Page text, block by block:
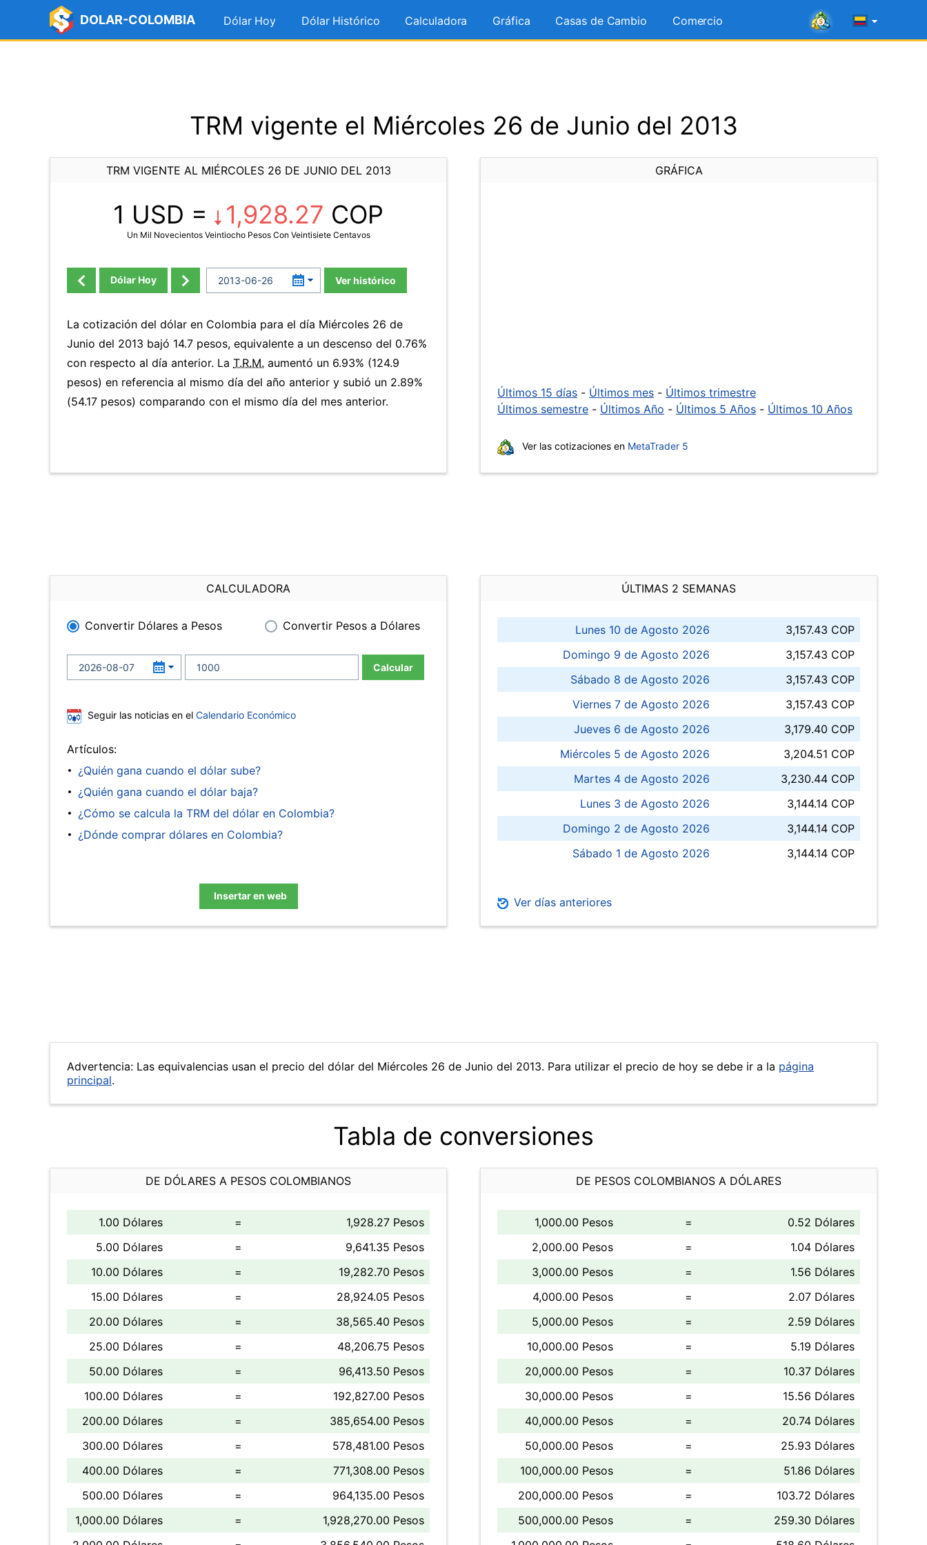
DOLAR-COLOMBIA Dólar Hoy Dólar Histórico Calculadora Gráfica Casas de Cambio Comercio
TRM vigente el Miércoles 26 de Junio del 2013
TRM VIGENTE AL MIÉRCOLES 26 DE JUNIO DEL 2013
1 USD = 1,928.27 COP
Un Mil Novecientos Veintiocho Pesos Con Veintisiete Centavos
Dólar Hoy Ver histórico
La cotización del dólar en Colombia para el día Miércoles 26 de
Junio del 2013 bajó 14.7 pesos, equivalente a un descenso del 0.76%
con respecto al día anterior. La T.R.M. aumentó un 6.93% (124.9
pesos) en referencia al mismo día del año anterior y subió un 2.89%
(54.17 pesos) comparando con el mismo día del mes anterior.
GRÁFICA
Últimos 15 días - Últimos mes - Últimos trimestre
Últimos semestre - Últimos Año - Últimos 5 Años - Últimos 10 Años
Ver las cotizaciones en MetaTrader 5
CALCULADORA
Convertir Dólares a Pesos Convertir Pesos a Dólares
Calcular
Seguir las noticias en el Calendario Económico
Artículos:
¿Quién gana cuando el dólar sube?
¿Quién gana cuando el dólar baja?
¿Cómo se calcula la TRM del dólar en Colombia?
¿Dónde comprar dólares en Colombia?
Insertar en web
ÚLTIMAS 2 SEMANAS
Lunes 10 de Agosto 2026
3,157.43 COP
Domingo 9 de Agosto 2026
3,157.43 COP
Sábado 8 de Agosto 2026
3,157.43 COP
Viernes 7 de Agosto 2026
3,157.43 COP
Jueves 6 de Agosto 2026
3,179.40 COP
Miércoles 5 de Agosto 2026
3,204.51 COP
Martes 4 de Agosto 2026
3,230.44 COP
Lunes 3 de Agosto 2026
3,144.14 COP
Domingo 2 de Agosto 2026
3,144.14 COP
Sábado 1 de Agosto 2026
3,144.14 COP
Ver días anteriores
Advertencia: Las equivalencias usan el precio del dólar del Miércoles 26 de Junio del 2013. Para utilizar el precio de hoy se debe ir a la página
principal.
Tabla de conversiones
DE DÓLARES A PESOS COLOMBIANOS
1.00 Dólares =
1,928.27 Pesos
5.00 Dólares
=
9,641.35 Pesos
10.00 Dólares
=
19,282.70 Pesos
15.00 Dólares
=
28,924.05 Pesos
20.00 Dólares
=
38,565.40 Pesos
25.00 Dólares
=
48,206.75 Pesos
50.00 Dólares
=
96,413.50 Pesos
100.00 Dólares
=
192,827.00 Pesos
200.00 Dólares
=
385,654.00 Pesos
300.00 Dólares
=
578,481.00 Pesos
400.00 Dólares
=
771,308.00 Pesos
500.00 Dólares
=
964,135.00 Pesos
1,000.00 Dólares
=
1,928,270.00 Pesos
DE PESOS COLOMBIANOS A DÓLARES
1,000.00 Pesos =
0.52 Dólares
2,000.00 Pesos
=
1.04 Dólares
3,000.00 Pesos
=
1.56 Dólares
4,000.00 Pesos
=
2.07 Dólares
5,000.00 Pesos
=
2.59 Dólares
10,000.00 Pesos
=
5.19 Dólares
20,000.00 Pesos
=
10.37 Dólares
30,000.00 Pesos
=
15.56 Dólares
40,000.00 Pesos
=
20.74 Dólares
50,000.00 Pesos
=
25.93 Dólares
100,000.00 Pesos
=
51.86 Dólares
200,000.00 Pesos
=
103.72 Dólares
500,000.00 Pesos
=
259.30 Dólares